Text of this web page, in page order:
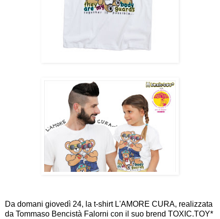
Da domani giovedì 24, la t-shirt L'AMORE CURA, realizzata
da Tommaso Bencistà Falorni con il suo brend TOXIC.TOY*